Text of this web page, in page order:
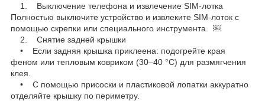
1. Выключение телефона и извлечение SIM-лотка
Полностью выключите устройство и извлеките SIM-лоток с
помощью скрепки или специального инструмента. ￼
2. Снятие задней крышки
• Если задняя крышка приклеена: подогрейте края
феном или тепловым ковриком (30–40 °C) для размягчения
клея.
• С помощью присоски и пластиковой лопатки аккуратно
отделяйте крышку по периметру.